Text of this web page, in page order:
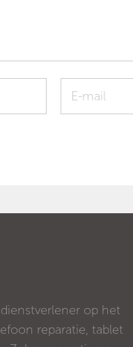
op het
reparatie, tablet